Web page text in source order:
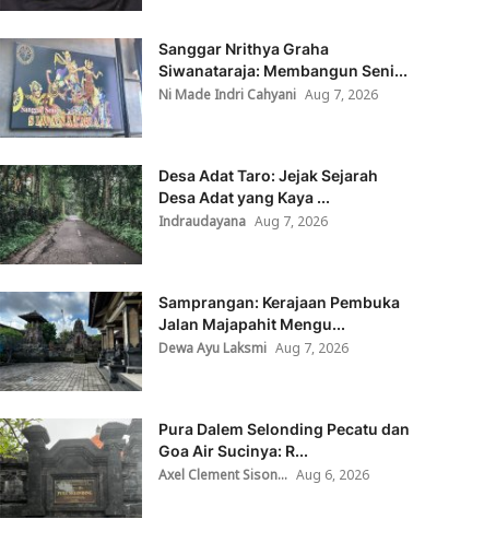
Sanggar Nrithya Graha
Siwanataraja: Membangun Seni...
Ni Made Indri Cahyani Aug 7, 2026
Desa Adat Taro: Jejak Sejarah
Desa Adat yang Kaya ...
Indraudayana Aug 7, 2026
Samprangan: Kerajaan Pembuka
Jalan Majapahit Mengu...
Dewa Ayu Laksmi Aug 7, 2026
Pura Dalem Selonding Pecatu dan
Goa Air Sucinya: R...
Axel Clement Sison... Aug 6, 2026